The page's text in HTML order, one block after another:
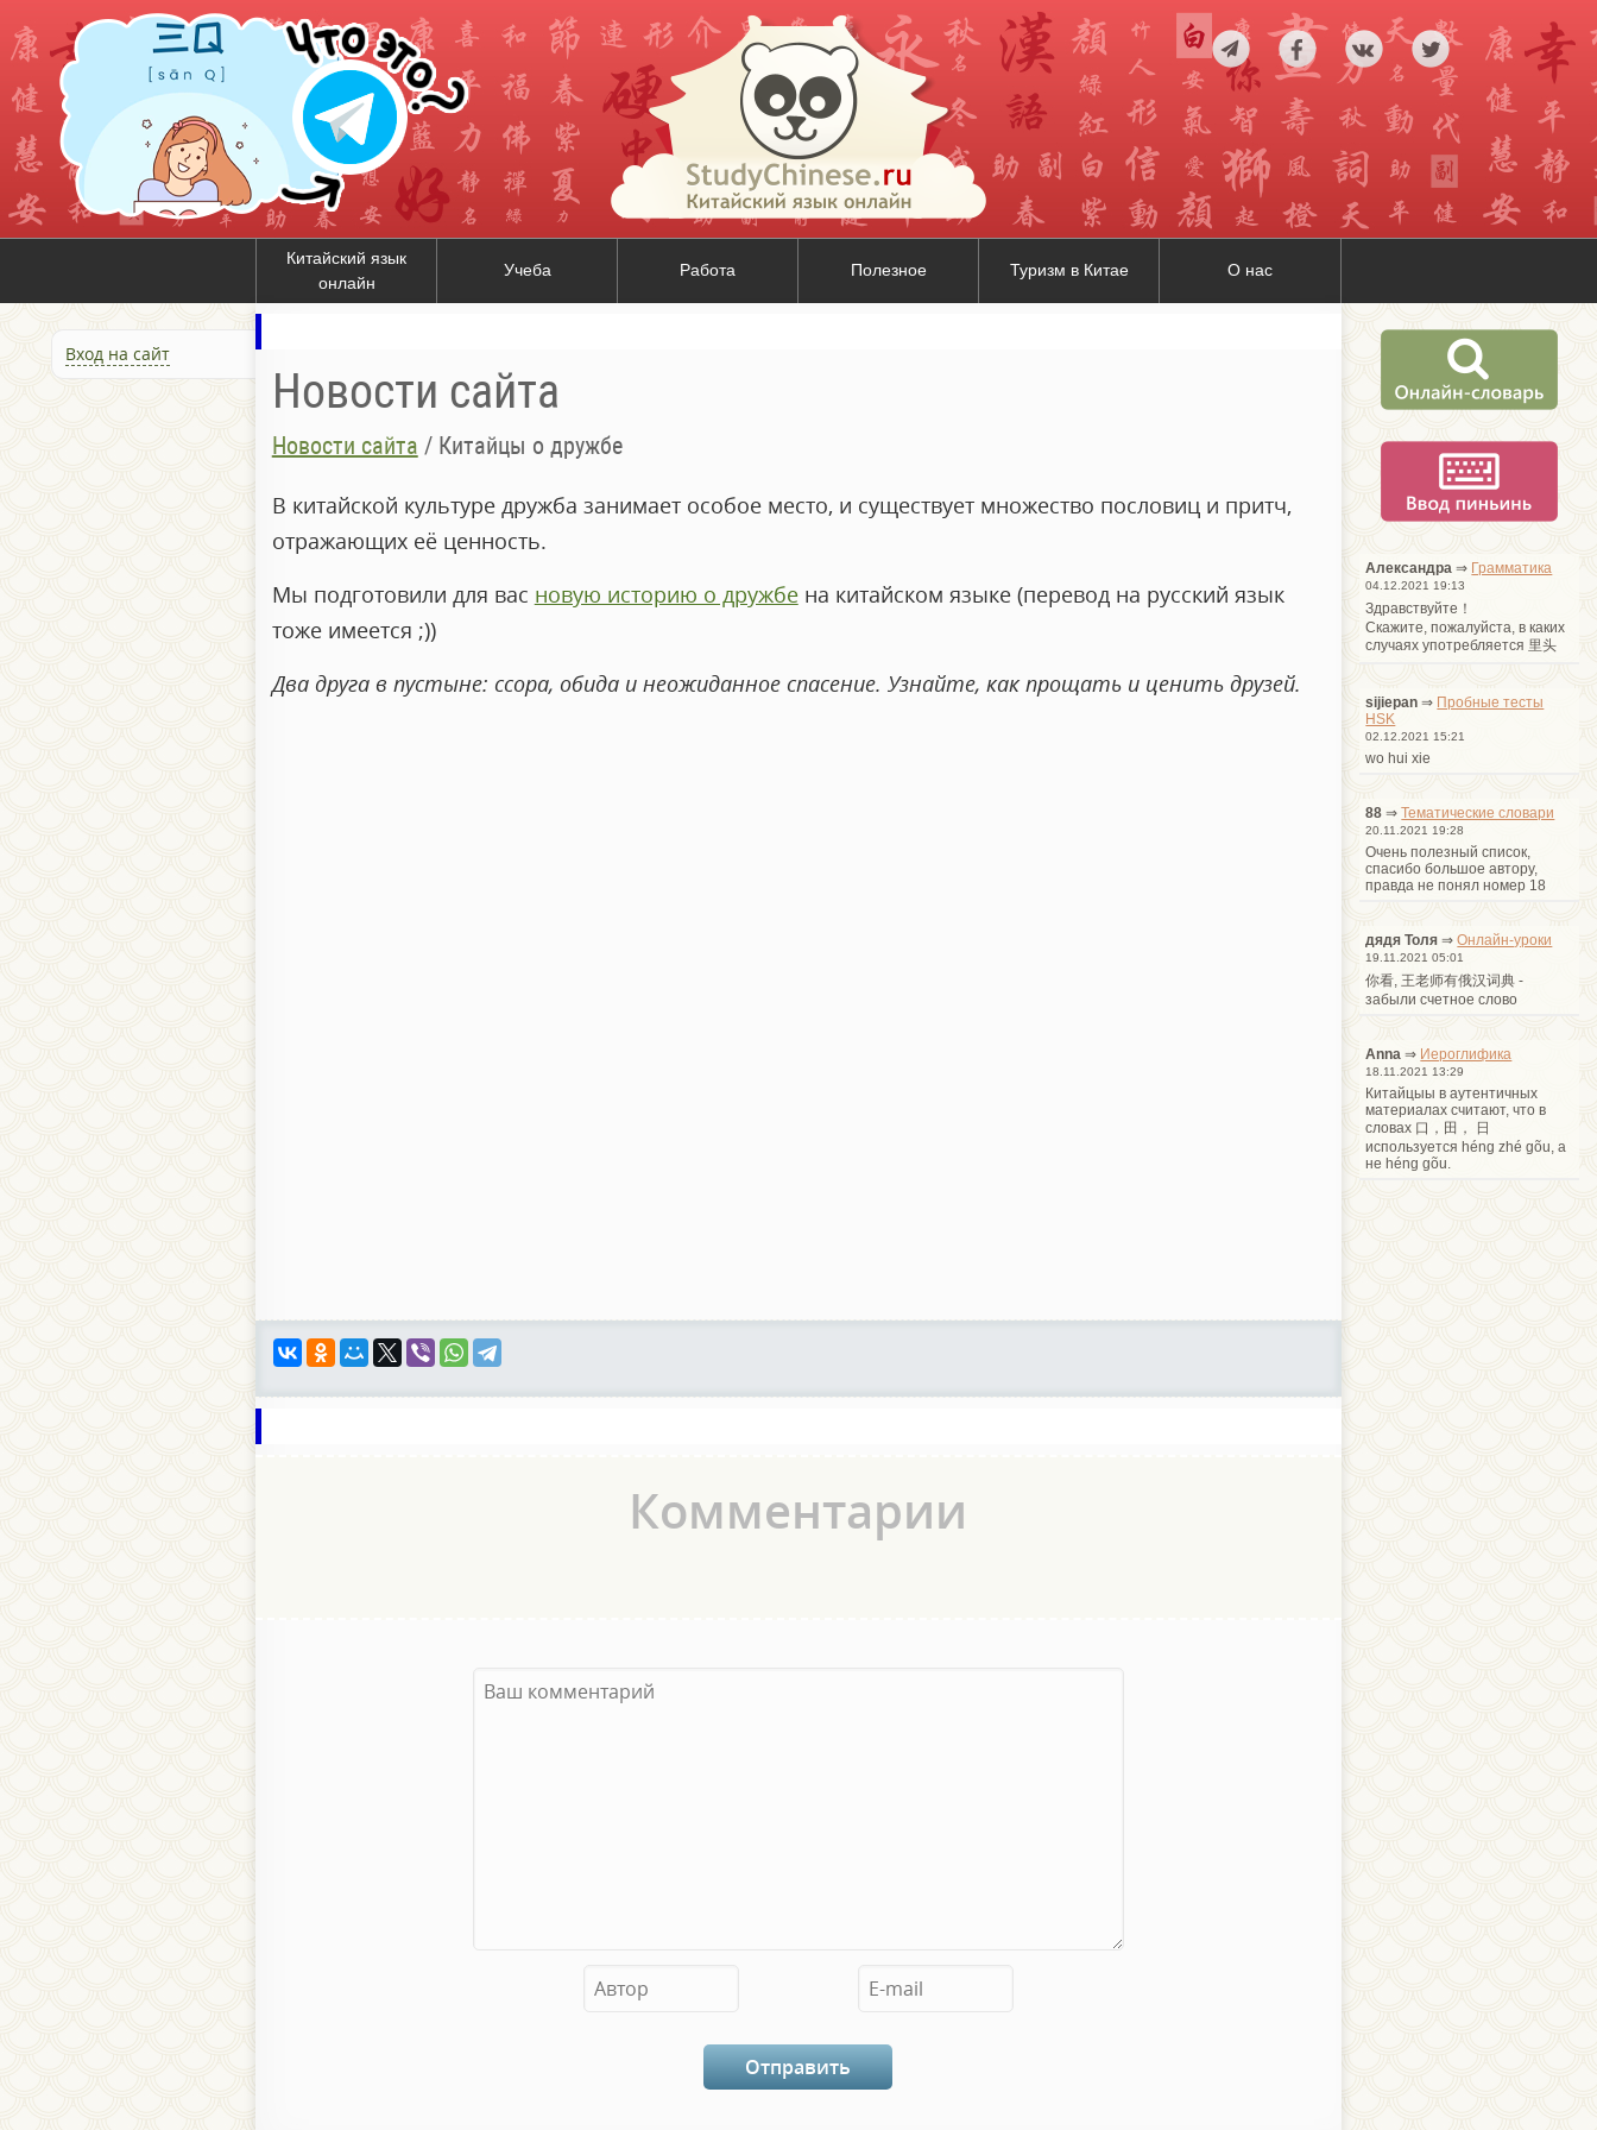
Китайский язык
онлайн
Учеба Работа Полезное Туризм в Китае О нас
Вход на сайт
Новости сайта
Новости сайта / Китайцы о дружбе
В китайской культуре дружба занимает особое место, и существует множество пословиц и притч,
отражающих её ценность.
Мы подготовили для вас новую историю о дружбена китайском языке (перевод на русский язык
тоже имеется ;))
Два друга в пустыне: ссора, обида и неожиданное спасение. Узнайте, как прощать и ценить друзей.
Комментарии
Александра ⇒ Грамматика
04.12.2021 19:13
Здравствуйте！
Cкажите, пожалуйста, в каких
случаях употребляется 里头
sijiepan ⇒ Пробные тесты
HSK
02.12.2021 15:21
wo hui xie
88 ⇒Тематические словари
20.11.2021 19:28
Очень полезный список,
спасибо большое автору,
правда не понял номер 18
дядя Толя ⇒Онлайн-уроки
19.11.2021 05:01
你看, 王老师有俄汉词典 -
забыли счетное слово
Anna ⇒ Иероглифика
18.11.2021 13:29
Китайцыы в аутентичных
материалах считают, что в
словах 口，田， 日
используется héng zhé gõu, а
не héng gõu.